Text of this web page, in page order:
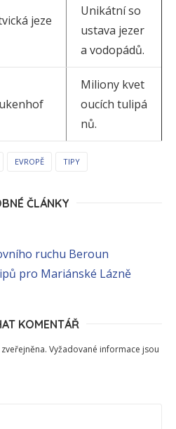
jeze
Unikátní so
ustava jezer
a vodopádů.
Miliony kvet
oucích tulipá
nů.
EVROPĚ TIPY
ČLÁNKY
ruchu Beroun
pro Mariánské Lázně
KOMENTÁŘ
Vyžadované informace jsou